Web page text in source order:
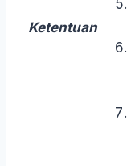
Ketentuan